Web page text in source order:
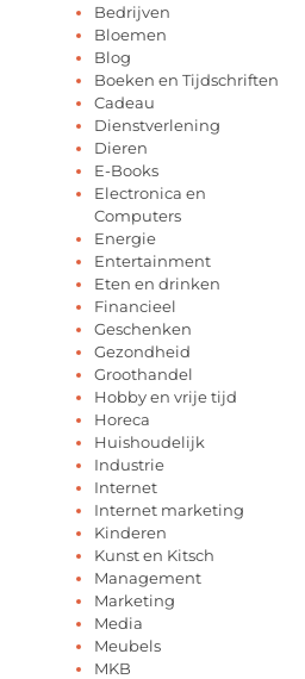
Bedrijven
Bloemen
Blog
Boeken en Tijdschriften
Cadeau
Dienstverlening
Dieren
E-Books
Electronica en
Computers
Energie
Entertainment
Eten en drinken
Financieel
Geschenken
Gezondheid
Groothandel
Hobby en vrije tijd
Horeca
Huishoudelijk
Industrie
Internet
Internet marketing
Kinderen
Kunst en Kitsch
Management
Marketing
Media
Meubels
MKB